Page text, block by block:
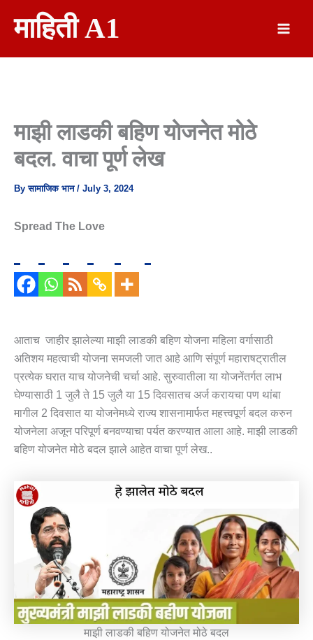
माहिती A1
माझी लाडकी बहिण योजनेत मोठे
बदल. वाचा पूर्ण लेख
Byसामाजिक भान / July 3, 2024
Spread The Love
आताच जाहीर झालेल्या माझी लाडकी बहिण योजना महिला वर्गासाठी
अतिशय महत्वाची योजना समजली जात आहे आणि संपूर्ण महाराषट्रातील
प्रत्येक घरात याच योजनेची चर्चा आहे. सुरुवातीला या योजनेंतर्गत लाभ
घेण्यासाठी 1 जुलै ते 15 जुलै या 15 दिवसातच अर्ज करायचा पण थांबा
मागील 2 दिवसात या योजनेमध्ये राज्य शासनामार्फत महत्त्वपूर्ण बदल करुन
योजनेला अजून परिपूर्ण बनवण्याचा पर्यत करण्यात आला आहे. माझी लाडकी
बहिण योजनेत मोठे बदल झाले आहेत वाचा पूर्ण लेख..
माझी लाडकी बहिण योजनेत मोठे बदल